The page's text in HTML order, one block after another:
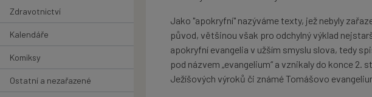
Zdravotnictví
Kalendáře
Komiksy
Ostatní a nezařazené
Jako "apokryfní" nazýváme texty, jež nebyly
původ, většinou však pro odchylný výklad
apokryfní evangelia v užším smyslu slova, tedy
pod názvem „evangelium“ a vznikaly do konce
Ježíšových výroků či známé Tomášovo